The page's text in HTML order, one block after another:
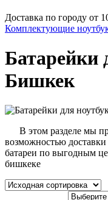
Доставка по городу от
Комплектующие
Батарейки
Бишкек
В этом разделе мы
возможностью
батареи по выгодным
бишкеке